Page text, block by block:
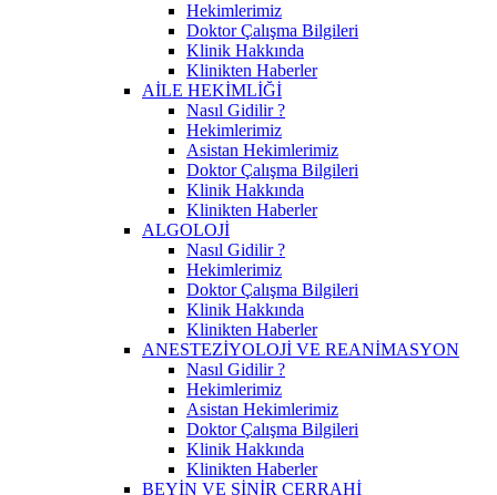
Hekimlerimiz
Doktor Çalışma Bilgileri
Klinik Hakkında
Klinikten Haberler
AİLE HEKİMLİĞİ
Nasıl Gidilir ?
Hekimlerimiz
Asistan Hekimlerimiz
Doktor Çalışma Bilgileri
Klinik Hakkında
Klinikten Haberler
ALGOLOJİ
Nasıl Gidilir ?
Hekimlerimiz
Doktor Çalışma Bilgileri
Klinik Hakkında
Klinikten Haberler
ANESTEZİYOLOJİ VE REANİMASYON
Nasıl Gidilir ?
Hekimlerimiz
Asistan Hekimlerimiz
Doktor Çalışma Bilgileri
Klinik Hakkında
Klinikten Haberler
BEYİN VE SİNİR CERRAHİ